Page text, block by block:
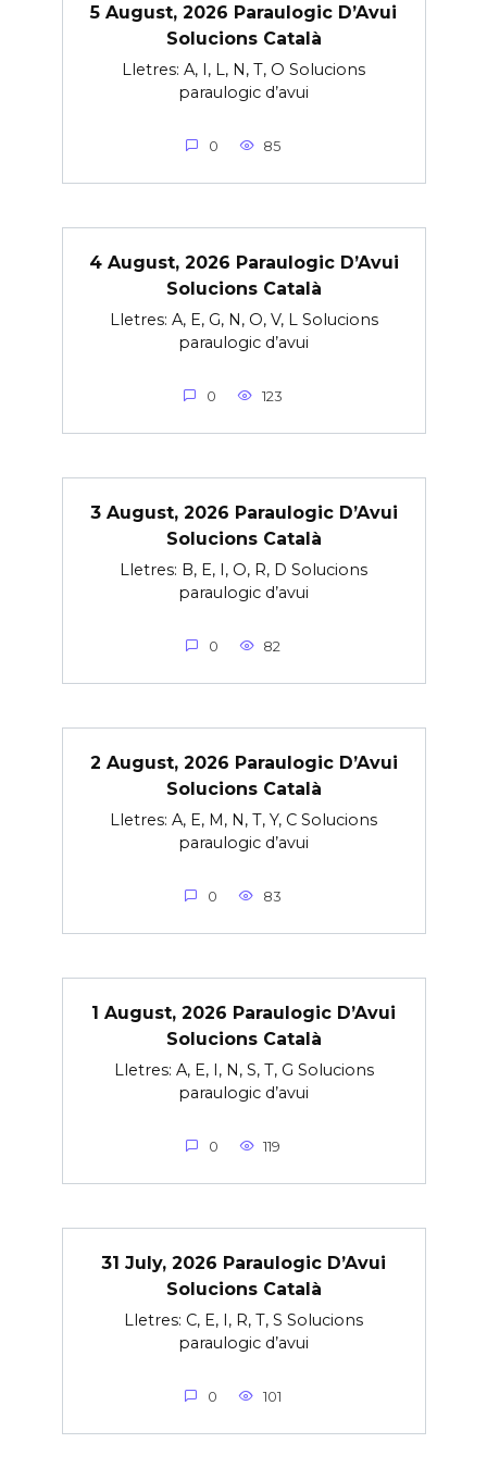
5 August, 2026 Paraulogic D’Avui
Solucions Català
Lletres: A, I, L, N, T, O Solucions
paraulogic d’avui
0 85
4 August, 2026 Paraulogic D’Avui
Solucions Català
Lletres: A, E, G, N, O, V, L Solucions
paraulogic d’avui
0 123
3 August, 2026 Paraulogic D’Avui
Solucions Català
Lletres: B, E, I, O, R, D Solucions
paraulogic d’avui
0 82
2 August, 2026 Paraulogic D’Avui
Solucions Català
Lletres: A, E, M, N, T, Y, C Solucions
paraulogic d’avui
0 83
1 August, 2026 Paraulogic D’Avui
Solucions Català
Lletres: A, E, I, N, S, T, G Solucions
paraulogic d’avui
0 119
31 July, 2026 Paraulogic D’Avui
Solucions Català
Lletres: C, E, I, R, T, S Solucions
paraulogic d’avui
0 101